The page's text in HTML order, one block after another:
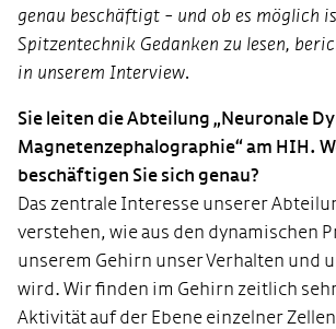
genau beschäftigt - und ob es möglich
Spitzentechnik Gedanken zu lesen,
in unserem Interview.
Sie leiten die Abteilung „Neuronale
Magnetenzephalographie“ am HIH.
beschäftigen Sie sich genau?
Das zentrale Interesse unserer
verstehen, wie aus den dynamischen
unserem Gehirn unser Verhalten und
wird. Wir finden im Gehirn zeitlich
Aktivität auf der Ebene einzelner